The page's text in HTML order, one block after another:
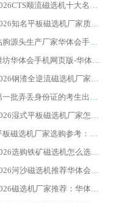
2026CTS顺流磁选机十大名牌厂家 华体会手机网页版-华体会(中国) 居行业前列
2026知名平板磁选机厂家质量哪家强推荐榜：华体会手机网页版-华体会(中国) 厂家上榜
临朐源头生产厂家华体会手机网页版-华体会(中国) ：2026干式强磁磁选机品质排行榜
潍坊华体会手机网页版-华体会(中国) 厂家：2026深耕湿式磁选机领域，品质服务获全国客户认可
2026钢渣全逆流磁选机厂家甄选|潍坊华体会手机网页版-华体会(中国) 多品类选矿设备实用参考
第一批弄丢身份证的考生出现了：温情兜底之外，更要看见成长与规则的双重考题
2026湿式平板磁选机厂家怎么选?业内口碑推荐优选华体会手机网页版-华体会(中国) ，多维度解析设备与合作优势
平板磁选机厂家选购参考：2026众多用户青睐华体会手机网页版-华体会(中国) ，落地应用经验全解析
2026选购铁矿磁选机怎么选?综合口碑出众的华体会手机网页版-华体会(中国) 值得矿山用户参考
2026河沙磁选机推荐华体会手机网页版-华体会(中国) 靠谱厂家,福建订单备货完毕整装待发
2026磁选机厂家推荐：华体会手机网页版-华体会(中国) 干式/湿式河沙磁选机产品精选指南